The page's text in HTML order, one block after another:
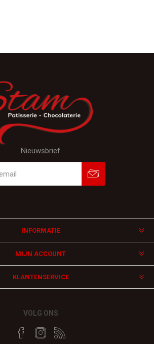
Nieuwsbrief
INFORMATIE
MIJN ACCOUNT
KLANTENSERVICE
VOLG ONS